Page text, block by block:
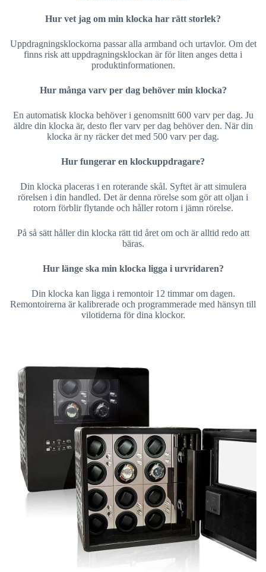
Hur vet jag om min klocka har rätt storlek?
Uppdragningsklockorna passar alla armband och urtavlor. Om det
finns risk att uppdragningsklockan är för liten anges detta i
produktinformationen.
Hur många varv per dag behöver min klocka?
En automatisk klocka behöver i genomsnitt 600 varv per dag. Ju
äldre din klocka är, desto fler varv per dag behöver den. När din
klocka är ny räcker det med 500 varv per dag.
Hur fungerar en klockuppdragare?
Din klocka placeras i en roterande skål. Syftet är att simulera
rörelsen i din handled. Det är denna rörelse som gör att oljan i
rotorn förblir flytande och håller rotorn i jämn rörelse.
På så sätt håller din klocka rätt tid året om och är alltid redo att
bäras.
Hur länge ska min klocka ligga i urvridaren?
Din klocka kan ligga i remontoir 12 timmar om dagen.
Remontoirerna är kalibrerade och programmerade med hänsyn till
vilotiderna för dina klockor.